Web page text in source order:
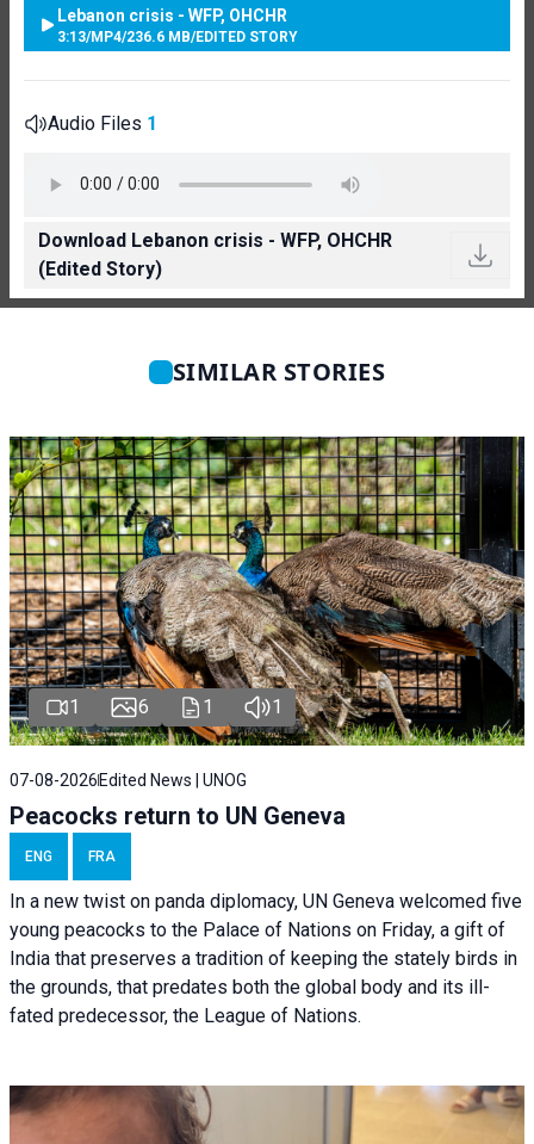
Lebanon crisis - WFP, OHCHR
3:13/MP4/236.6 MB/EDITED STORY
Audio Files 1
Download Lebanon crisis - WFP, OHCHR
(Edited Story)
SIMILAR STORIES
1 6 1 1
07-08-2026 Edited News | UNOG
Peacocks return to UN Geneva
ENG FRA
In a new twist on panda diplomacy, UN Geneva welcomed five
young peacocks to the Palace of Nations on Friday, a gift of
India that preserves a tradition of keeping the stately birds in
the grounds, that predates both the global body and its ill-
fated predecessor, the League of Nations.